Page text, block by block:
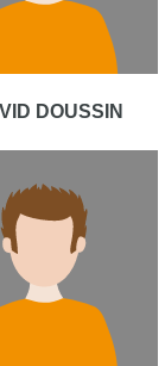
DOUSSIN